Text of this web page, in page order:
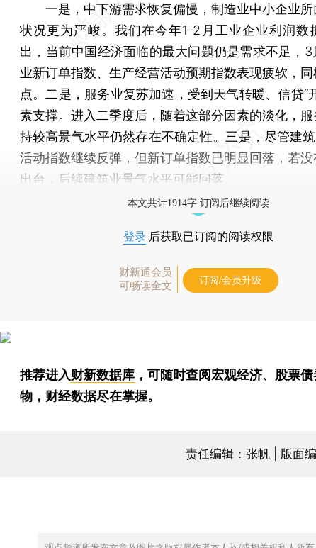
一是，中下游需求恢复偏慢，制造业中小企业所
状况更为严峻。我们在今年1-2月工业企业利润数
出，当前中国经济面临的最大问题仍是需求不足，3
业新订单指数、生产经营活动预期指数表现疲软，
点。二是，服务业复苏加速，受到天气转暖、信贷“
素支撑。进入二季度后，随着这部分因素的淡化，
持较高景气水平仍然存在不确定性。三是，尽管建
活动指数继续反弹，但新订单指数已明显回落，若
出台，后续建筑业景气水平可能回落。
本文共计1914字 订阅后继续阅读
登录 后获取已订阅的阅读权限
财新通会员
可畅读全文
订阅/会员升级
推荐进入财新数据库 ，可随时查阅宏观经济、股票
物，财经数据尽在掌握。
责任编辑：张帆 | 版面